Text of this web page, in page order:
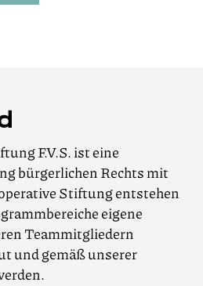
F.V.S. ist eine
bürgerlichen Rechts mit
Stiftung entstehen
eigene
Teammitgliedern
und gemäß unserer